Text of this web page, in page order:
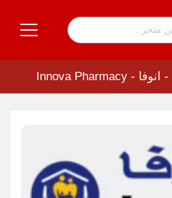
- انوفا - Innova Pharmacy